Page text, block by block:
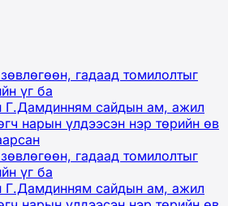
гадаад томилолтыг
үг ба
Г.Дамдинням сайдын ам, ажил
нарын үлдээсэн нэр төрийн өв
гадаад томилолтыг
үг ба
Г.Дамдинням сайдын ам, ажил